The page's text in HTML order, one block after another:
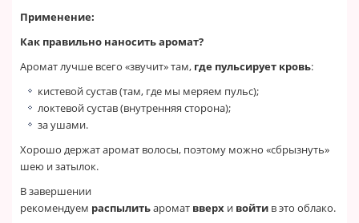
Применение:
Как правильно наносить аромат?
Аромат лучше всего «звучит» там, где пульсирует кровь:
кистевой сустав (там, где мы меряем пульс);
локтевой сустав (внутренняя сторона);
за ушами.
Хорошо держат аромат волосы, поэтому можно «сбрызнуть»
шею и затылок.
В завершении
рекомендуем распылитьаромат вверх и войти в это облако.